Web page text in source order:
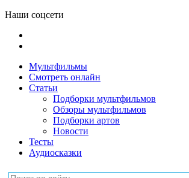
Наши соцсети
Мультфильмы
Смотреть онлайн
Статьи
Подборки мультфильмов
Обзоры мультфильмов
Подборки артов
Новости
Тесты
Аудиосказки